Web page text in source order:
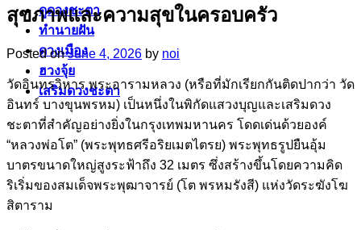
ดูดวงชะตา
ทำนายฝัน
ดวงเมือง
ฮวงจุ้ย
เสริมดวงชะตา
สุขภาพและความสุขในครอบครัว
Posted onJune 4, 2026 by noi
วัดอินทรวิหาร พระอารามหลวง (หรือที่มักเรียกกันติดปากว่า วัด
อินทร์ บางขุนพรหม) เป็นหนึ่งในพิกัดแสวงบุญและเสริมดวง
ชะตาที่สำคัญอย่างยิ่งในกรุงเทพมหานคร โดดเด่นด้วยองค์
“หลวงพ่อโต” (พระพุทธศรีอริยเมตไตรย) พระพุทธรูปยืนอุ้ม
บาตรขนาดใหญ่สูงระฟ้าถึง 32 เมตร ซึ่งสร้างขึ้นโดยความคิด
ริเริ่มของสมเด็จพระพุฒาจารย์ (โต พรหมรังสี) แห่งวัดระฆังโฆ
สิตาราม